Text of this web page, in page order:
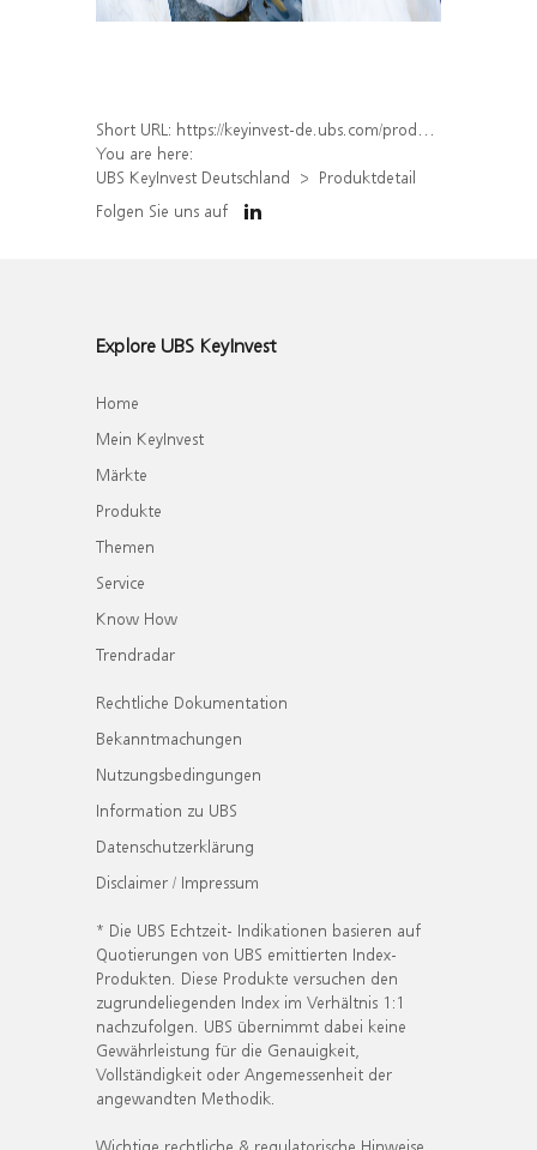
Short URL: https://keyinvest-de.ubs.com/produkt/detail/index/isin/DE000WA82KQ2
You are here:
UBS KeyInvest Deutschland
Produktdetail
Folgen Sie uns auf
Explore UBS KeyInvest
Home
Mein KeyInvest
Märkte
Produkte
Themen
Service
Know How
Trendradar
Rechtliche Dokumentation
Bekanntmachungen
Nutzungsbedingungen
Information zu UBS
Datenschutzerklärung
Disclaimer / Impressum
* Die UBS Echtzeit- Indikationen basieren auf
Quotierungen von UBS emittierten Index-
Produkten. Diese Produkte versuchen den
zugrundeliegenden Index im Verhältnis 1:1
nachzufolgen. UBS übernimmt dabei keine
Gewährleistung für die Genauigkeit,
Vollständigkeit oder Angemessenheit der
angewandten Methodik.